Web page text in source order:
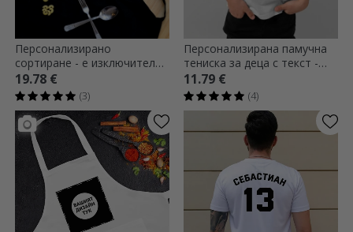
Персонализирано
сортиране - е изключително
ХОТ
19.78 €
(3)
Персонализирана памучна
тениска за деца с текст -
Футбол
11.79 €
(4)